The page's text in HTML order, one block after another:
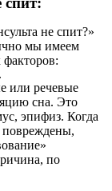
не спит?»
мы имеем
или речевые
сна. Это
эпифиз. Когда
повреждены,
по